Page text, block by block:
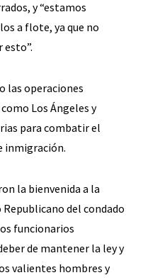
y “estamos
a flote, ya que no
esto”.
las operaciones
Los Ángeles y
para combatir el
inmigración.
la bienvenida a la
del condado
funcionarios
de mantener la ley y
valientes hombres y